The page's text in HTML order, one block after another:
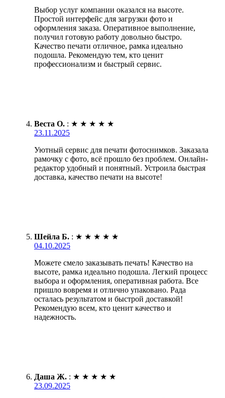
Выбор услуг компании оказался на высоте.
Простой интерфейс для загрузки фото и
оформления заказа. Оперативное выполнение,
получил готовую работу довольно быстро.
Качество печати отличное, рамка идеально
подошла. Рекомендую тем, кто ценит
профессионализм и быстрый сервис.
Веста О. : ★ ★ ★ ★ ★
23.11.2025
Уютный сервис для печати фотоснимков. Заказала
рамочку с фото, всё прошло без проблем. Онлайн-
редактор удобный и понятный. Устроила быстрая
доставка, качество печати на высоте!
Шейла Б. : ★ ★ ★ ★ ★
04.10.2025
Можете смело заказывать печать! Качество на
высоте, рамка идеально подошла. Легкий процесс
выбора и оформления, оперативная работа. Все
пришло вовремя и отлично упаковано. Рада
осталась результатом и быстрой доставкой!
Рекомендую всем, кто ценит качество и
надежность.
Даша Ж. : ★ ★ ★ ★ ★
23.09.2025